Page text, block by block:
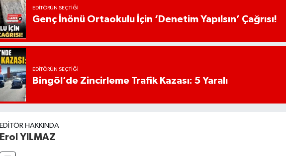
EDITÖRÜN SEÇTIĞI
Genç İnönü Ortaokulu İçin ‘Denetim Yapılsın’ Çağrısı!
EDITÖRÜN SEÇTIĞI
Bingöl’de Zincirleme Trafik Kazası: 5 Yaralı
EDITÖR HAKKINDA
Erol YILMAZ